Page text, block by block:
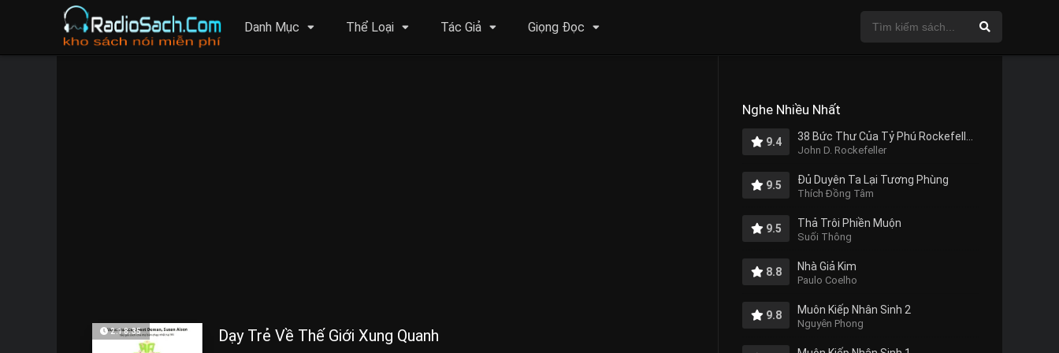
Danh Mục Thể Loại Tác Giả Giọng Đọc
2:18:35 Dạy Trẻ Về Thế Giới Xung Quanh
Nghe Nhiều Nhất
9.4
John D. Rockefeller
9.5 Đủ Duyên Ta Lại Tương Phùng
Thích Đồng Tâm
9.5 Thả Trôi Phiền Muộn
Suối Thông
8.8 Nhà Giả Kim
Paulo Coelho
9.8 Muôn Kiếp Nhân Sinh 2
Nguyên Phong